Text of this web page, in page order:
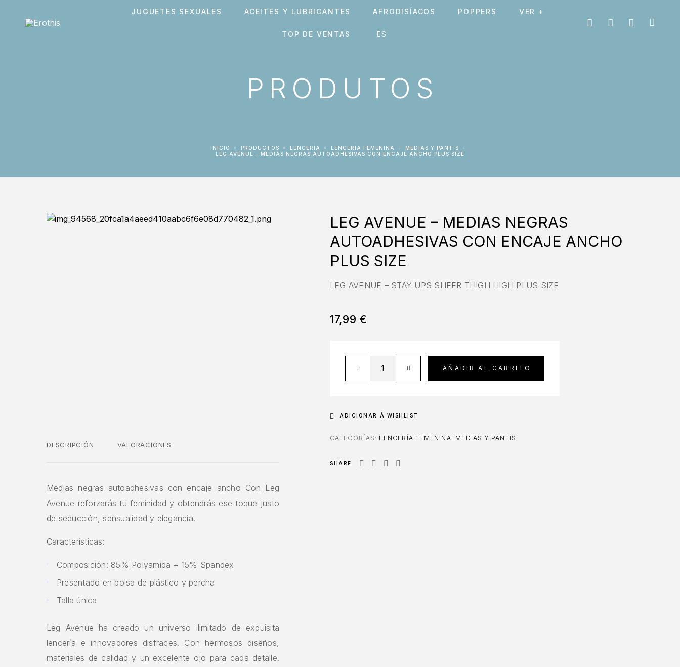
JUGUETES SEXUALES ACEITES Y LUBRICANTES AFRODISÍACOS POPPERS VER +
TOP DE VENTAS
PRODUTOS
INICIO PRODUCTOS LENCERÍA LENCERÍA FEMENINA
MEDIAS Y PANTIS
LEG AVENUE – MEDIAS NEGRAS AUTOADHESIVAS CON ENCAJE ANCHO PLUS SIZE
DESCRIPCIÓN VALORACIONES
Medias negras autoadhesivas con encaje ancho Con Leg
Avenue reforzarás tu feminidad y obtendrás ese toque justo
de seducción, sensualidad y elegancia.
Características: ​
Composición: 85% Polyamida + 15% Spandex
Presentado en bolsa de plástico y percha
Talla única
Leg Avenue ha creado un universo ilimitado de exquisita
lencería e innovadores disfraces. Con hermosos diseños,
materiales de calidad y un excelente ojo para cada detalle.
LEG AVENUE – MEDIAS NEGRAS
AUTOADHESIVAS CON ENCAJE ANCHO
PLUS SIZE
LEG AVENUE – STAY UPS SHEER THIGH HIGH PLUS SIZE
17,99 €
AÑADIR AL CARRITO
ADICIONAR À WISHLIST
CATEGORÍAS: LENCERÍA FEMENINA, MEDIAS Y PANTIS
SHARE